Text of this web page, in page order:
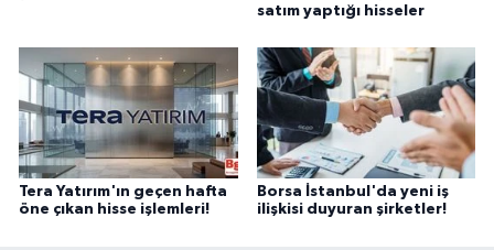
satım yaptığı hisseler
Tera Yatırım'ın geçen hafta
öne çıkan hisse işlemleri!
Borsa İstanbul'da yeni iş
ilişkisi duyuran şirketler!